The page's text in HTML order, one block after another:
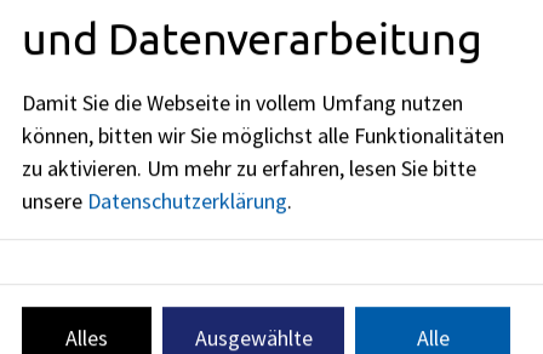
Redaktionell verantwortlich: Bayerisches Staatsministerium
für Wohnen, Bau und Verkehr (sieheBayernPortal
Stadt Erlangen
Das Dienstleistungsangebot der Stadt Erlangen ist breit
Hier finden Sie die einzelnen Fachdienststellen mit ihrem
Leistungsspektrum vor.
und Datenverarbeitung
Damit Sie die Webseite in vollem Umfang nutzen
können, bitten wir Sie möglichst alle Funktionalitäten
zu aktivieren. Um mehr zu erfahren, lesen Sie bitte
unsere Datenschutzerklärung.
Alles
Ausgewählte
Alle